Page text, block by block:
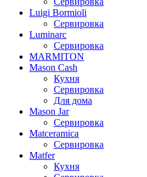
Luigi Bormioli
Сервировка
Luminarc
Сервировка
MARMITON
Mason Cash
Кухня
Сервировка
Для дома
Mason Jar
Сервировка
Matceramica
Сервировка
Matfer
Кухня